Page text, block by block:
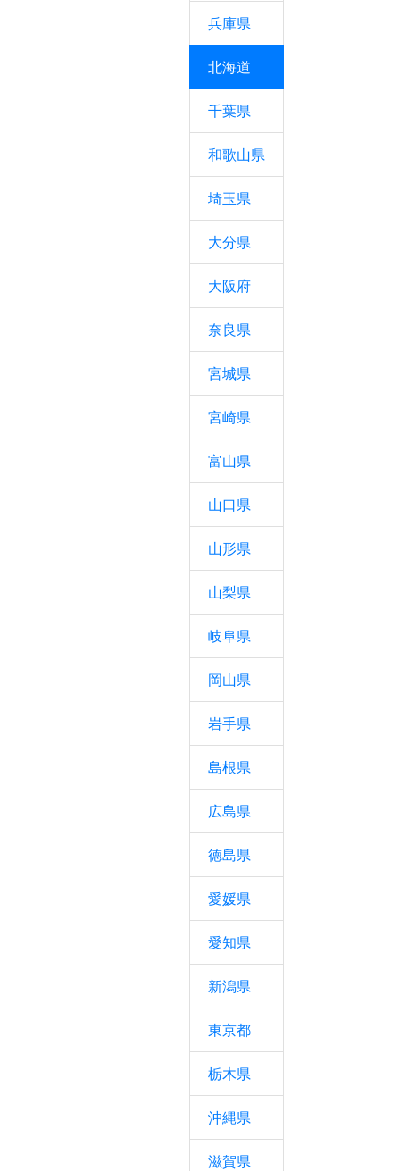
兵庫県
北海道
千葉県
和歌山県
埼玉県
大分県
大阪府
奈良県
宮城県
宮崎県
富山県
山口県
山形県
山梨県
岐阜県
岡山県
岩手県
島根県
広島県
徳島県
愛媛県
愛知県
新潟県
東京都
栃木県
沖縄県
滋賀県